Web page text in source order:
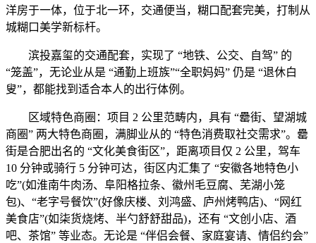
洋房于一体，位于北一环，交通便当，糊口配套完美，打制从
城糊口美学新标杆。
滨投嘉玺的交通配套，实现了 “地铁、公交、自驾” 的
“笼盖”，无论业从是 “通勤上班族”“全职妈妈” 仍是 “退休白
叟”，都能找到适合本人的出行体例。
区域特色商圈：项目 2 公里范畴内，具有 “罍街、望湖城
商圈” 两大特色商圈，满脚业从的 “特色消费取社交需求”。罍
街是合肥出名的 “文化美食街区”，距离项目仅 2 公里，驾车
10 分钟或骑行 5 分钟可达，街区内汇集了 “安徽各地特色小
吃”(如淮南牛肉汤、阜阳格拉条、徽州毛豆腐、芜湖小笼
包)、“老字号餐饮”(好像庆楼、刘鸿盛、庐州烤鸭店)、“网红
美食店”(如柒货烧烤、半勺舒舒甜品)，还有 “文创小店、酒
吧、茶馆” 等业态。无论是 “伴侣会餐、家庭宴请、情侣约会”